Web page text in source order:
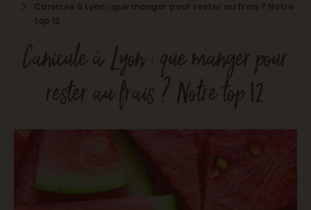
Canicule à Lyon : que manger pour rester au frais ? Notre
top 12
Canicule à Lyon : que manger pour
rester au frais ? Notre top 12